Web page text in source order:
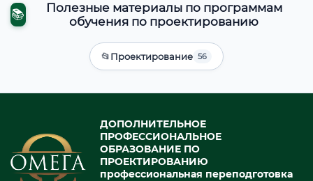
📚
Полезные материалы по программам
обучения по проектированию
📂Проектирование 56
ДОПОЛНИТЕЛЬНОЕ
ПРОФЕССИОНАЛЬНОЕ
ОБРАЗОВАНИЕ ПО
ПРОЕКТИРОВАНИЮ
профессиональная переподготовка